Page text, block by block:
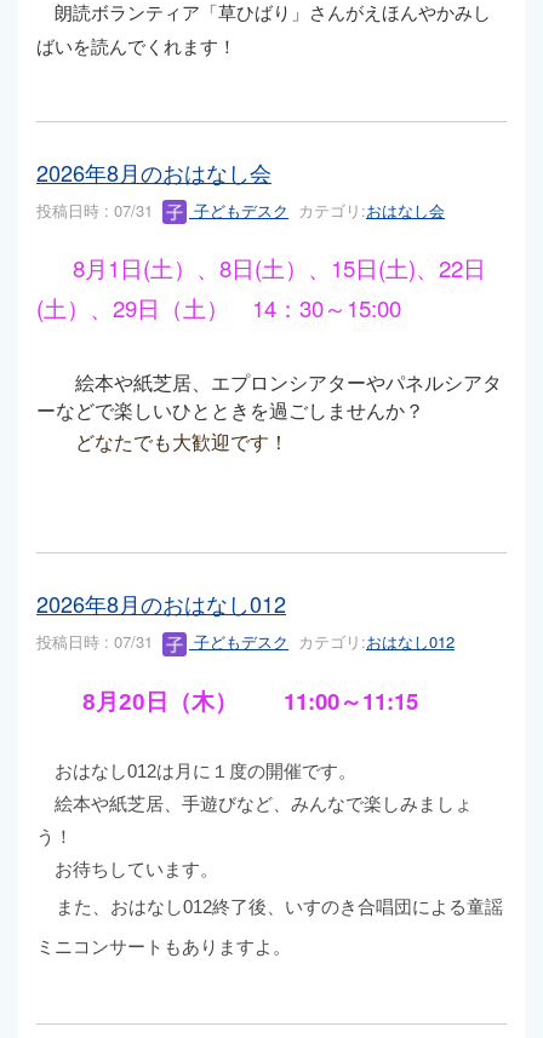
朗読ボランティア「草ひばり」さんがえほんやかみし
ばいを読んでくれます！
2026年8月のおはなし会
投稿日時 : 07/31 子どもデスク カテゴリ:おはなし会
8月1日(土）、8日(土）、15日(土)、22日
(土）、29日（土）
14：30～15:00
絵本や紙芝居、エプロンシアターやパネルシアタ
ーなどで楽しいひとときを過ごしませんか？
どなたでも大歓迎です！
2026年8月のおはなし012
投稿日時 : 07/31 子どもデスク カテゴリ:おはなし012
8月20 日（木） 11:00～11:15
おはなし012は月に１度の開催です。
絵本や紙芝居、手遊びなど、みんなで楽しみましょ
う！
お待ちしています。
また、おはなし012終了後、いすのき合唱団による童謡
ミニコンサートもありますよ。